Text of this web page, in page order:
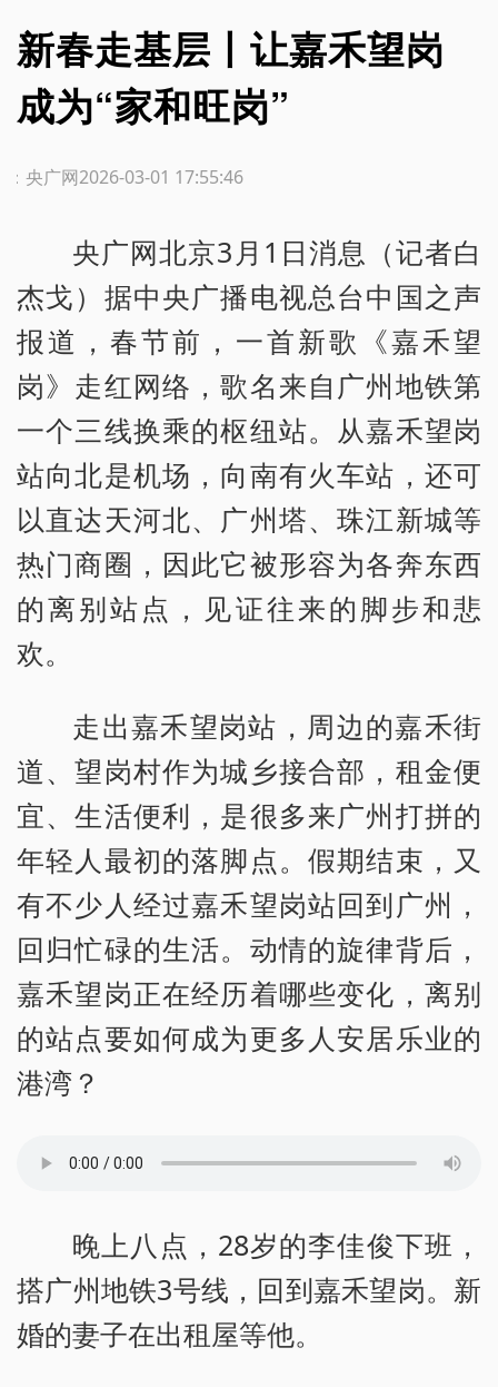
新春走基层丨让嘉禾望岗
成为“家和旺岗”
2026-03-01 17:55:46
：央广网
央广网北京3月1日消息（记者白
杰戈）据中央广播电视总台中国之声
报道，春节前，一首新歌《嘉禾望
岗》走红网络，歌名来自广州地铁第
一个三线换乘的枢纽站。从嘉禾望岗
站向北是机场，向南有火车站，还可
以直达天河北、广州塔、珠江新城等
热门商圈，因此它被形容为各奔东西
的离别站点，见证往来的脚步和悲
欢。
走出嘉禾望岗站，周边的嘉禾街
道、望岗村作为城乡接合部，租金便
宜、生活便利，是很多来广州打拼的
年轻人最初的落脚点。假期结束，又
有不少人经过嘉禾望岗站回到广州，
回归忙碌的生活。动情的旋律背后，
嘉禾望岗正在经历着哪些变化，离别
的站点要如何成为更多人安居乐业的
港湾？
晚上八点，28岁的李佳俊下班，
搭广州地铁3号线，回到嘉禾望岗。新
婚的妻子在出租屋等他。